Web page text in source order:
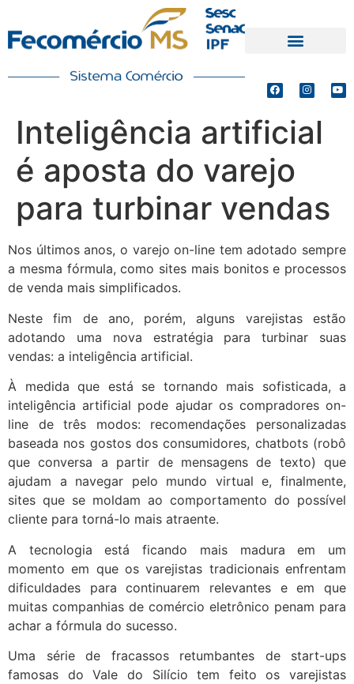
Inteligência artificial
é aposta do varejo
para turbinar vendas
Nos últimos anos, o varejo on-line tem adotado sempre
a mesma fórmula, como sites mais bonitos e processos
de venda mais simplificados.
Neste fim de ano, porém, alguns varejistas estão
adotando uma nova estratégia para turbinar suas
vendas: a inteligência artificial.
À medida que está se tornando mais sofisticada, a
inteligência artificial pode ajudar os compradores on-
line de três modos: recomendações personalizadas
baseada nos gostos dos consumidores, chatbots (robô
que conversa a partir de mensagens de texto) que
ajudam a navegar pelo mundo virtual e, finalmente,
sites que se moldam ao comportamento do possível
cliente para torná-lo mais atraente.
A tecnologia está ficando mais madura em um
momento em que os varejistas tradicionais enfrentam
dificuldades para continuarem relevantes e em que
muitas companhias de comércio eletrônico penam para
achar a fórmula do sucesso.
Uma série de fracassos retumbantes de start-ups
famosas do Vale do Silício tem feito os varejistas